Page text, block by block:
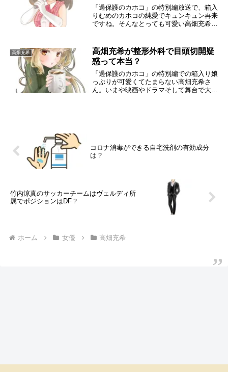
「過保護のカホコ」の特別編放送で、箱入
りむめのカホコの純愛でキュンキュン再来
ですね。そんなとっても可愛い高畑充希さ
声が綺麗なんて、高畑充希さんは最高です
ね。そこで、...
高畑充希
高畑充希が整形外科で目頭切開疑
惑って本当？
「過保護のカホコ」の特別編での箱入り娘
っぷりが可愛くてたまらない高畑充希さ
ん。いまや映画やドラマそして舞台で大忙
コロナ消毒ができる自宅洗剤の有効成分
は？
竹内涼真のサッカーチームはヴェルディ所
属でポジションはDF？
ホーム 女優 高畑充希